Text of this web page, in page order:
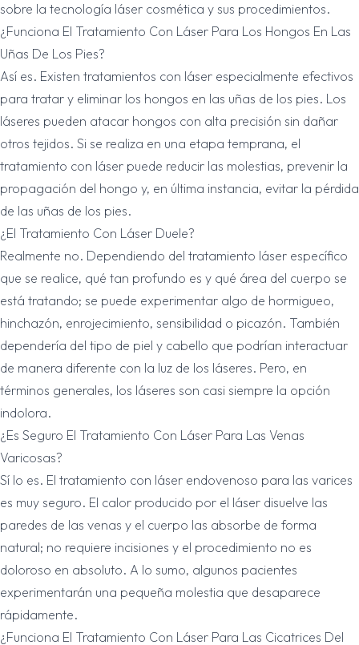
sobre la tecnología láser cosmética y sus procedimientos.
¿Funciona El Tratamiento Con Láser Para Los Hongos En Las
Uñas De Los Pies?
Así es. Existen tratamientos con láser especialmente efectivos
para tratar y eliminar los hongos en las uñas de los pies. Los
láseres pueden atacar hongos con alta precisión sin dañar
otros tejidos. Si se realiza en una etapa temprana, el
tratamiento con láser puede reducir las molestias, prevenir la
propagación del hongo y, en última instancia, evitar la pérdida
de las uñas de los pies.
¿El Tratamiento Con Láser Duele?
Realmente no. Dependiendo del tratamiento láser específico
que se realice, qué tan profundo es y qué área del cuerpo se
está tratando; se puede experimentar algo de hormigueo,
hinchazón, enrojecimiento, sensibilidad o picazón. También
dependería del tipo de piel y cabello que podrían interactuar
de manera diferente con la luz de los láseres. Pero, en
términos generales, los láseres son casi siempre la opción
indolora.
¿Es Seguro El Tratamiento Con Láser Para Las Venas
Varicosas?
Sí lo es. El tratamiento con láser endovenoso para las varices
es muy seguro. El calor producido por el láser disuelve las
paredes de las venas y el cuerpo las absorbe de forma
natural; no requiere incisiones y el procedimiento no es
doloroso en absoluto. A lo sumo, algunos pacientes
experimentarán una pequeña molestia que desaparece
rápidamente.
¿Funciona El Tratamiento Con Láser Para Las Cicatrices Del